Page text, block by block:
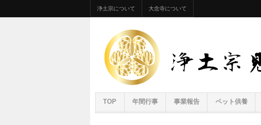
浄土宗について 大念寺について
TOP 年間行事 事業報告 ペット供養